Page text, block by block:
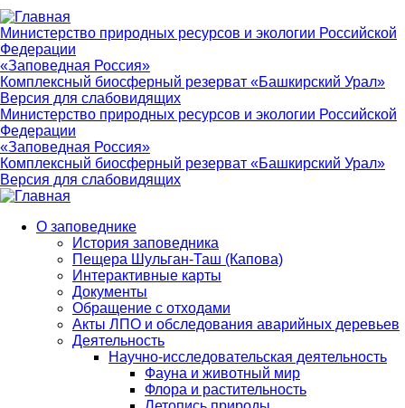
Министерство природных ресурсов и экологии Российской
Федерации
«Заповедная Россия»
Комплексный биосферный резерват «Башкирский Урал»
Версия для слабовидящих
Министерство природных ресурсов и экологии Российской
Федерации
«Заповедная Россия»
Комплексный биосферный резерват «Башкирский Урал»
Версия для слабовидящих
navigation
О заповеднике
История заповедника
Пещера Шульган-Таш (Капова)
Интерактивные карты
Документы
Обращение с отходами
Акты ЛПО и обследования аварийных деревьев
Деятельность
Научно-исследовательская деятельность
Фауна и животный мир
Флора и растительность